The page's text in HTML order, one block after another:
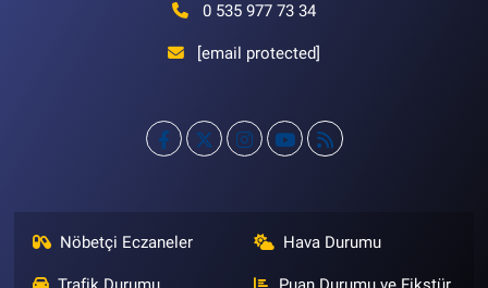
0 535 977 73 34
[email protected]
Nöbetçi Eczaneler Hava Durumu